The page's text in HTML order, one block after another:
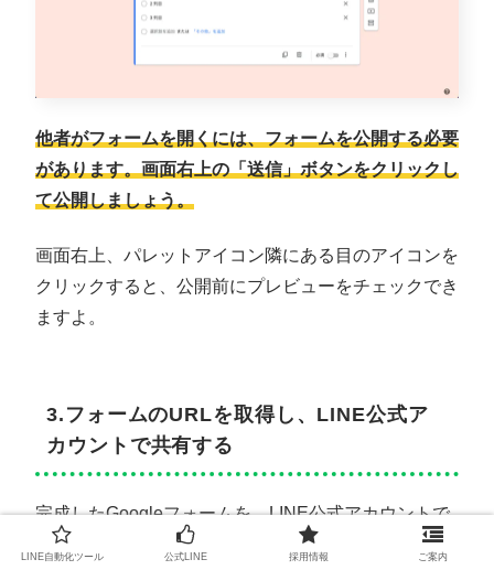
他者がフォームを開くには、フォームを公開する必要
があります。画面右上の「送信」ボタンをクリックし
て公開しましょう。
画面右上、パレットアイコン隣にある目のアイコンを
クリックすると、公開前にプレビューをチェックでき
ますよ。
3.フォームのURLを取得し、LINE公式ア
カウントで共有する
完成したGoogleフォームを、LINE公式アカウントで
共有しましょう。下記の手順で簡単にGoogleフォー
LINE自動化ツール 公式LINE 採用情報 ご案内